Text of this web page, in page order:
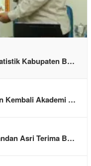
Kabupaten B…
Kembali Akademi …
Asri Terima B…